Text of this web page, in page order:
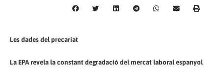
Les dades del precariat
La EPA revela la constant degradació del mercat laboral espanyol